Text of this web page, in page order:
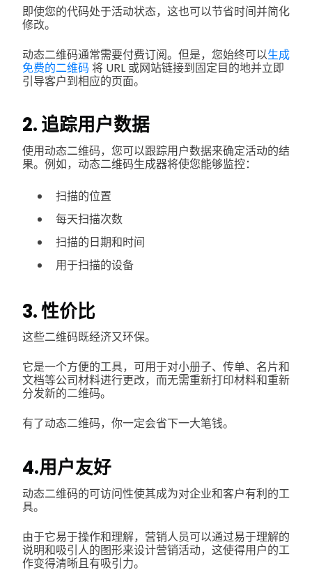
即使您的代码处于活动状态，这也可以节省时间并简化
修改。
动态二维码通常需要付费订阅。但是，您始终可以生成
免费的二维码 将 URL 或网站链接到固定目的地并立即
引导客户到相应的页面。
2. 追踪用户数据
使用动态二维码，您可以跟踪用户数据来确定活动的结
果。例如，动态二维码生成器将使您能够监控：
扫描的位置
每天扫描次数
扫描的日期和时间
用于扫描的设备
3. 性价比
这些二维码既经济又环保。
它是一个方便的工具，可用于对小册子、传单、名片和
文档等公司材料进行更改，而无需重新打印材料和重新
分发新的二维码。
有了动态二维码，你一定会省下一大笔钱。
4.用户友好
动态二维码的可访问性使其成为对企业和客户有利的工
具。
由于它易于操作和理解，营销人员可以通过易于理解的
说明和吸引人的图形来设计营销活动，这使得用户的工
作变得清晰且有吸引力。